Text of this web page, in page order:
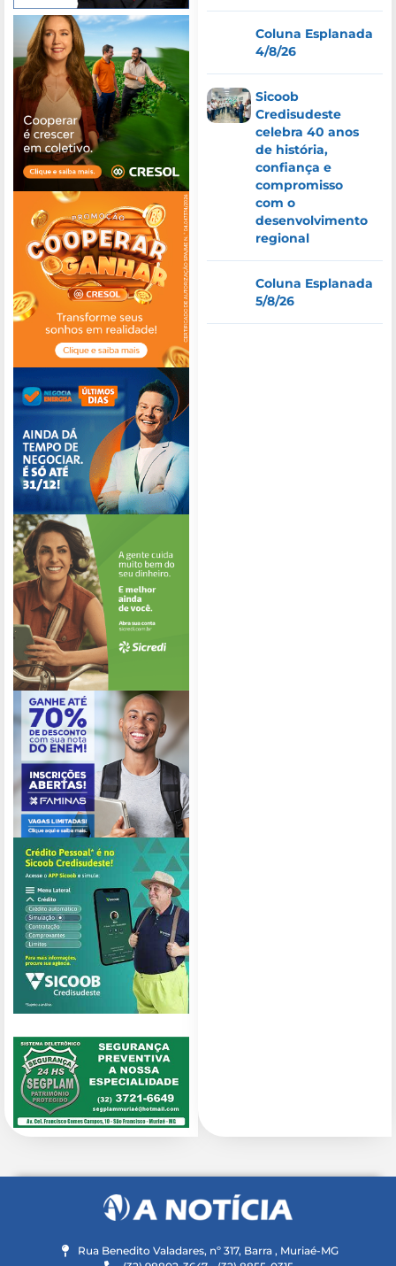
Coluna Esplanada
4/8/26
Sicoob
Credisudeste
celebra 40 anos
de história,
confiança e
compromisso
com o
desenvolvimento
regional
Coluna Esplanada
5/8/26
Rua Benedito Valadares, nº 317, Barra , Muriaé-MG